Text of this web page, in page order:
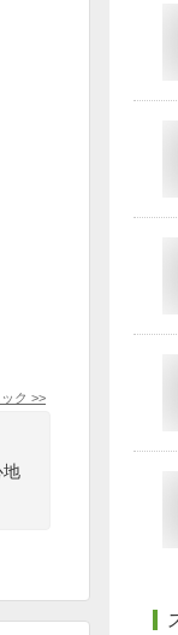
ク >>
地